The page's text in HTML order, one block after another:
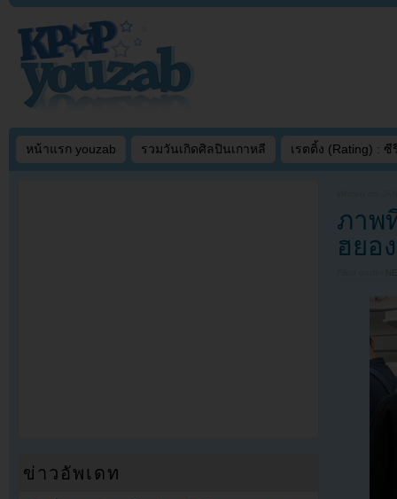
หน้าแรก youzab รวมวันเกิดศิลปินเกาหลี เรตติ้ง (Rating) : ซี
ภาพ
ฮยอ
ข่าวอัพเดท